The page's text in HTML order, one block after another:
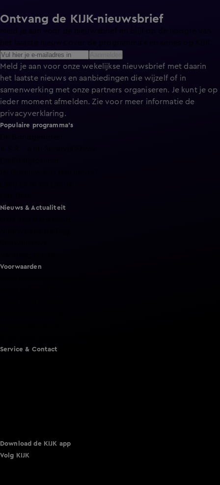
Ontvang de KIJK-nieuwsbrief
Meld je aan voor onze wekelijkse nieuwsbrief met daarin
het laatste nieuws en aanbiedingen die wijzelf of in
samenwerking met onze partners organiseren. Je kunt je op
ieder moment afmelden. Zie voor meer informatie de
privacyverklaring.
Populaire programma's
Nieuws & Actualiteit
Voorwaarden
Service & Contact
Download de KIJK app
Volg KIJK